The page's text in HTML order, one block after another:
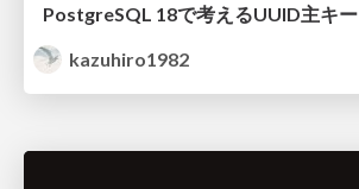
PostgreSQL 18で考えるUUID主キー
kazuhiro1982